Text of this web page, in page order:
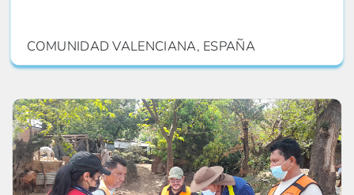
COMUNIDAD VALENCIANA, ESPAÑA